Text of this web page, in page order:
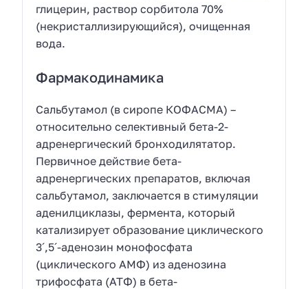
глицерин, раствор сорбитола 70%
(некристаллизирующийся), очищенная
вода.
Фармакодинамика
Сальбутамол (в сиропе КОФАСМА) –
относительно селективный бета-2-
адренергический бронходилятатор.
Первичное действие бета-
адренергических препаратов, включая
сальбутамол, заключается в стимуляции
аденилциклазы, фермента, который
катализирует образование циклического
3´,5´-аденозин монофосфата
(циклического АМФ) из аденозина
трифосфата (АТФ) в бета-